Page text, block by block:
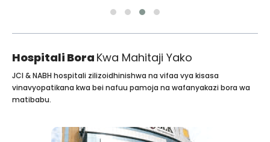
Hospitali Bora Kwa Mahitaji Yako
JCI & NABH hospitali zilizoidhinishwa na vifaa vya kisasa
vinavyopatikana kwa bei nafuu pamoja na wafanyakazi bora wa
matibabu.